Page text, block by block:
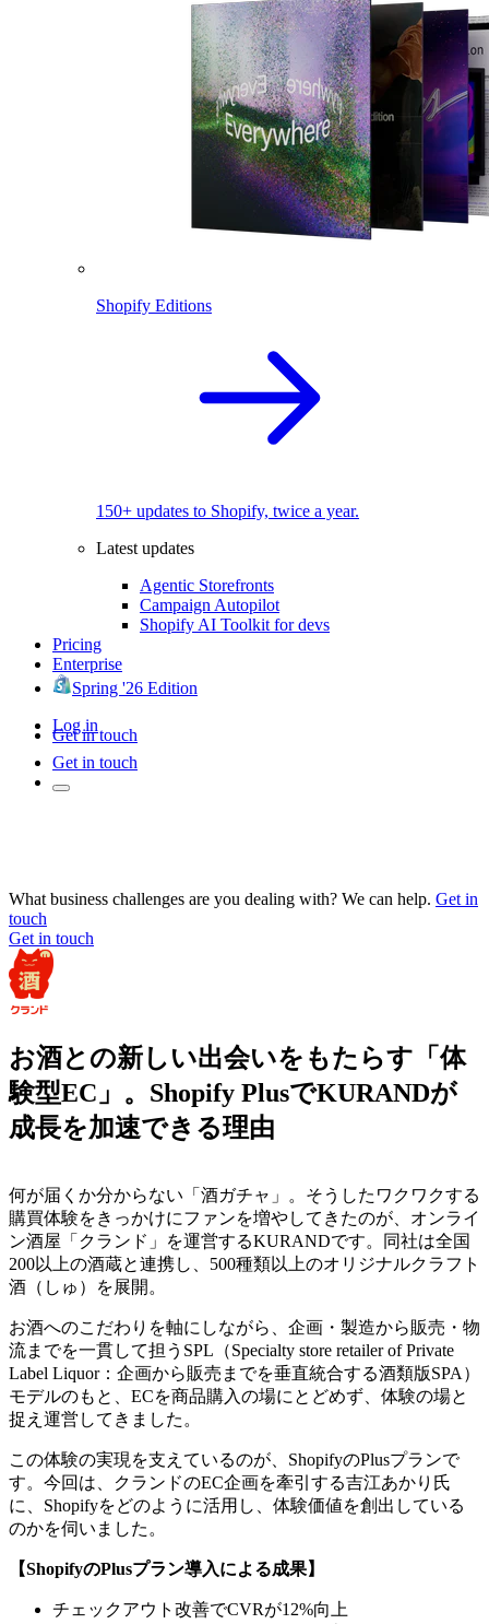
Shopify Editions
150+ updates to Shopify, twice a year.
Latest updates
Agentic Storefronts
Campaign Autopilot
Shopify AI Toolkit for devs
Pricing
Enterprise
Spring '26 Edition
Log in
Get in touch
Get in touch
What business challenges are you dealing with? We can help. Get in
touch
Get in touch
お酒との新しい出会いをもたらす「体
験型EC」。Shopify PlusでKURANDが
成長を加速できる理由
何が届くか分からない「酒ガチャ」。そうしたワクワクする
購買体験をきっかけにファンを増やしてきたのが、オンライ
ン酒屋「クランド」を運営するKURANDです。同社は全国
200以上の酒蔵と連携し、500種類以上のオリジナルクラフト
酒（しゅ）を展開。
お酒へのこだわりを軸にしながら、企画・製造から販売・物
流までを一貫して担うSPL（Specialty store retailer of Private
Label Liquor：企画から販売までを垂直統合する酒類版SPA）
モデルのもと、ECを商品購入の場にとどめず、体験の場と
捉え運営してきました。
この体験の実現を支えているのが、ShopifyのPlusプランで
す。今回は、クランドのEC企画を牽引する吉江あかり氏
に、Shopifyをどのように活用し、体験価値を創出している
のかを伺いました。
【ShopifyのPlusプラン導入による成果】
チェックアウト改善でCVRが12%向上